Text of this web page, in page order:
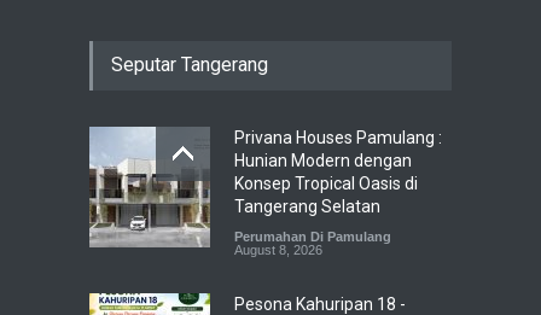
Seputar Tangerang
Privana Houses Pamulang :
Hunian Modern dengan
Konsep Tropical Oasis di
Tangerang Selatan
Perumahan Di Pamulang
August 8, 2026
Pesona Kahuripan 18 -